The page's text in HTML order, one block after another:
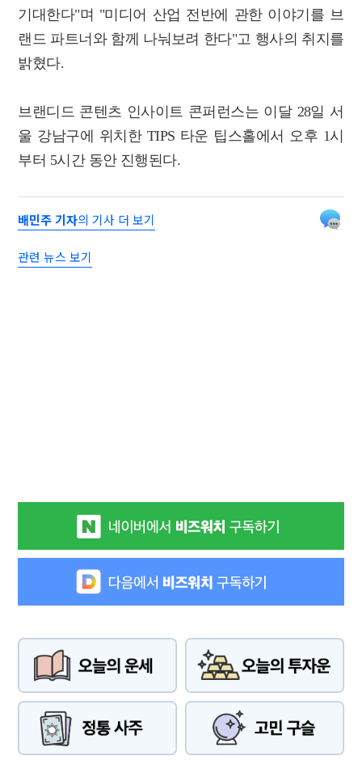
기대한다"며 "미디어 산업 전반에 관한 이야기를 브
랜드 파트너와 함께 나눠보려 한다"고 행사의 취지를
밝혔다.
브랜디드 콘텐츠 인사이트 콘퍼런스는 이달 28일 서
울 강남구에 위치한 TIPS 타운 팁스홀에서 오후 1시
부터 5시간 동안 진행된다.
배민주 기자의 기사 더 보기
관련 뉴스 보기